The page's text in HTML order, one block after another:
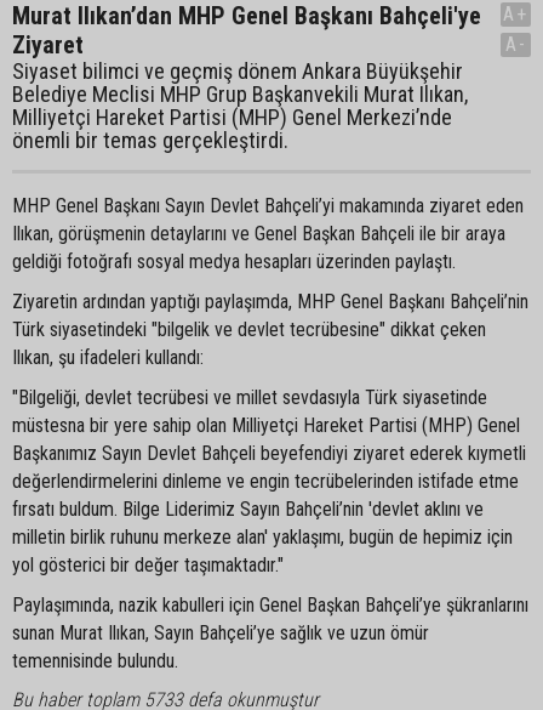
Murat Ilıkan’dan MHP Genel Başkanı Bahçeli'ye
Ziyaret
Siyaset bilimci ve geçmiş dönem Ankara Büyükşehir
Belediye Meclisi MHP Grup Başkanvekili Murat Ilıkan,
Milliyetçi Hareket Partisi (MHP) Genel Merkezi’nde
önemli bir temas gerçekleştirdi.
A+
A-
MHP Genel Başkanı Sayın Devlet Bahçeli’yi makamında ziyaret eden
Ilıkan, görüşmenin detaylarını ve Genel Başkan Bahçeli ile bir araya
geldiği fotoğrafı sosyal medya hesapları üzerinden paylaştı.
Ziyaretin ardından yaptığı paylaşımda, MHP Genel Başkanı Bahçeli’nin
Türk siyasetindeki "bilgelik ve devlet tecrübesine" dikkat çeken
Ilıkan, şu ifadeleri kullandı:
"Bilgeliği, devlet tecrübesi ve millet sevdasıyla Türk siyasetinde
müstesna bir yere sahip olan Milliyetçi Hareket Partisi (MHP) Genel
Başkanımız Sayın Devlet Bahçeli beyefendiyi ziyaret ederek kıymetli
değerlendirmelerini dinleme ve engin tecrübelerinden istifade etme
fırsatı buldum. Bilge Liderimiz Sayın Bahçeli’nin 'devlet aklını ve
milletin birlik ruhunu merkeze alan' yaklaşımı, bugün de hepimiz için
yol gösterici bir değer taşımaktadır."
Paylaşımında, nazik kabulleri için Genel Başkan Bahçeli’ye şükranlarını
sunan Murat Ilıkan, Sayın Bahçeli’ye sağlık ve uzun ömür
temennisinde bulundu.
Bu haber toplam 5733 defa okunmuştur